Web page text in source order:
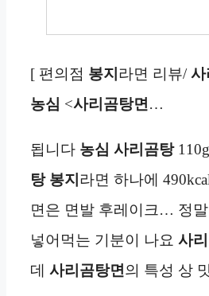
[ 편의점 봉지 라면 리뷰/사
농심 <사리곰탕면 …
됩니다 농심 사리곰탕
탕 봉지 라면 하나에
면은 면발 후레이크… 정말
넣어먹는 기분이 나요 사
데 사리곰탕면의 특성 상